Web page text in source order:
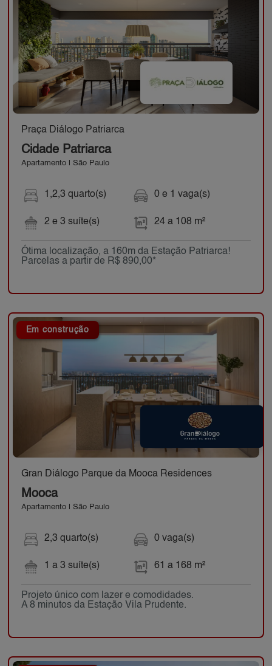
Praça Diálogo Patriarca
Cidade Patriarca
Apartamento | São Paulo
1,2,3 quarto(s)
2 e 3 suíte(s)
0 e 1 vaga(s)
24 a 108 m²
Ótima localização, a 160m da Estação Patriarca!
Parcelas a partir de R$ 890,00*
Em construção
Gran Diálogo Parque da Mooca Residences
Mooca
Apartamento | São Paulo
2,3 quarto(s)
1 a 3 suíte(s)
0 vaga(s)
61 a 168 m²
Projeto único com lazer e comodidades.
A 8 minutos da Estação Vila Prudente.